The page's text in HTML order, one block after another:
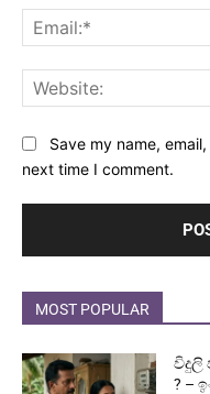
Save my name,
next time I comment.
MOST POPULAR
විදුලි
? –